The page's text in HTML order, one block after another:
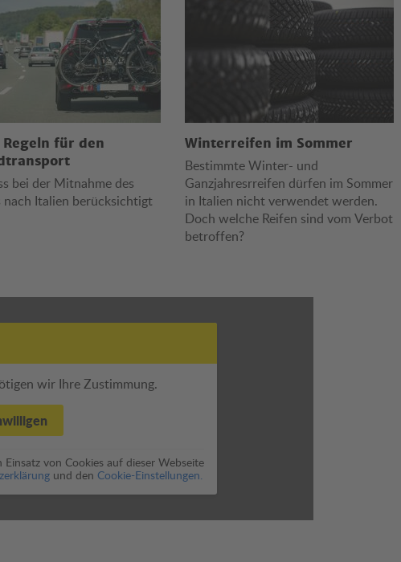
für den
bei der Mitnahme des
nach Italien berücksichtigt
Winterreifen im Sommer
Bestimmte Winter- und
Ganzjahresrreifen dürfen im Sommer
in Italien nicht verwendet werden.
Doch welche Reifen sind vom Verbot
betroffen?
wir Ihre Zustimmung.
von Cookies auf dieser Webseite
und den Cookie-Einstellungen.